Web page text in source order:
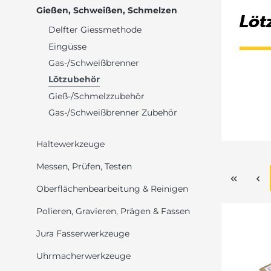
Gießen, Schweißen, Schmelzen
Delfter Giessmethode
Eingüsse
Gas-/Schweißbrenner
Lötzubehör
Gieß-/Schmelzzubehör
Gas-/Schweißbrenner Zubehör
Haltewerkzeuge
Messen, Prüfen, Testen
Oberflächenbearbeitung & Reinigen
Polieren, Gravieren, Prägen & Fassen
Jura Fasserwerkzeuge
Uhrmacherwerkzeuge